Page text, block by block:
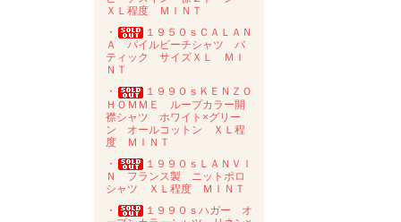
ＸＬ程度 ＭＩＮＴ
・
１９５０ｓＣＡＬＡＮ
Ａ パイルビーチシャツ バ
ティック サイズＸＬ ＭＩ
ＮＴ
・
１９９０ｓＫＥＮＺＯ
ＨＯＭＭＥ ループカラー開
襟シャツ ホワイト×グリー
ン オールコットン ＸＬ程
度 ＭＩＮＴ
・
１９９０ｓＬＡＮＶＩ
Ｎ フランス製 ニットポロ
シャツ ＸＬ程度 ＭＩＮＴ
・
１９９０ｓハガー オ